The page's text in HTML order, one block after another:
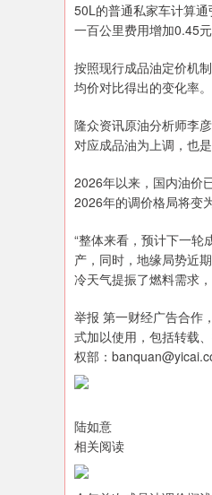
50L的普通私家车计算
一百公里费用增加0.45
按照现行成品油定价机
均价对比得出的变化率。
隆众资讯原油分析师李
对应成品油为上调，也
2026年以来，国内油价
2026年的调价格局将变
“整体来看，预计下一轮
产，同时，地缘局势近
冷天气提振了燃料需求
举报 第一财经广告合作
式加以使用，包括转载
权部：
陆如意
相关阅读
-0.15% 北证